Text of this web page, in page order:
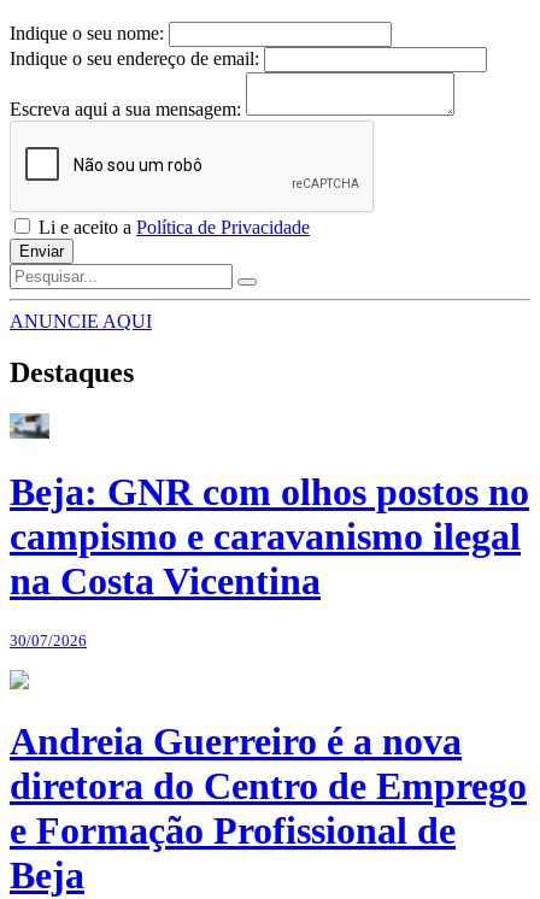
Indique o seu nome:
Indique o seu endereço de email:
Escreva aqui a sua mensagem:
Li e aceito a Política de Privacidade
Enviar
ANUNCIE AQUI
Destaques
Beja: GNR com olhos postos no
campismo e caravanismo ilegal
na Costa Vicentina
30/07/2026
Andreia Guerreiro é a nova
diretora do Centro de Emprego
e Formação Profissional de
Beja